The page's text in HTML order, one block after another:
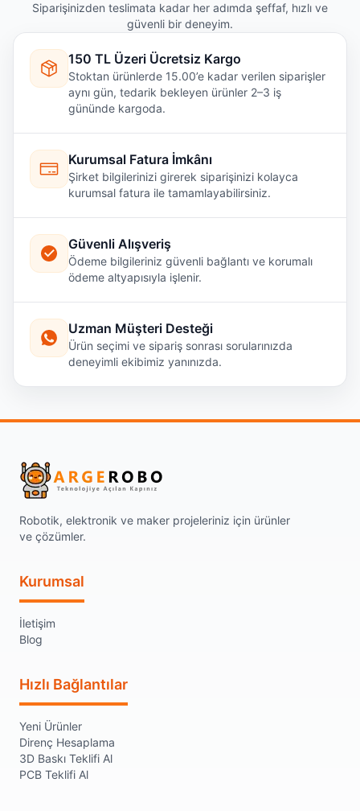
Siparişinizden teslimata kadar her adımda şeffaf, hızlı ve
güvenli bir deneyim.
150 TL Üzeri Ücretsiz Kargo
Stoktan ürünlerde 15.00’e kadar verilen siparişler
aynı gün, tedarik bekleyen ürünler 2–3 iş
gününde kargoda.
Kurumsal Fatura İmkânı
Şirket bilgilerinizi girerek siparişinizi kolayca
kurumsal fatura ile tamamlayabilirsiniz.
Güvenli Alışveriş
Ödeme bilgileriniz güvenli bağlantı ve korumalı
ödeme altyapısıyla işlenir.
Uzman Müşteri Desteği
Ürün seçimi ve sipariş sonrası sorularınızda
deneyimli ekibimiz yanınızda.
Robotik, elektronik ve maker projeleriniz için ürünler
ve çözümler.
Kurumsal
İletişim
Blog
Hızlı Bağlantılar
Yeni Ürünler
Direnç Hesaplama
3D Baskı Teklifi Al
PCB Teklifi Al